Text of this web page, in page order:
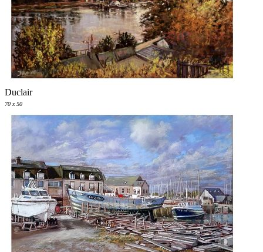
Duclair
70 x 50